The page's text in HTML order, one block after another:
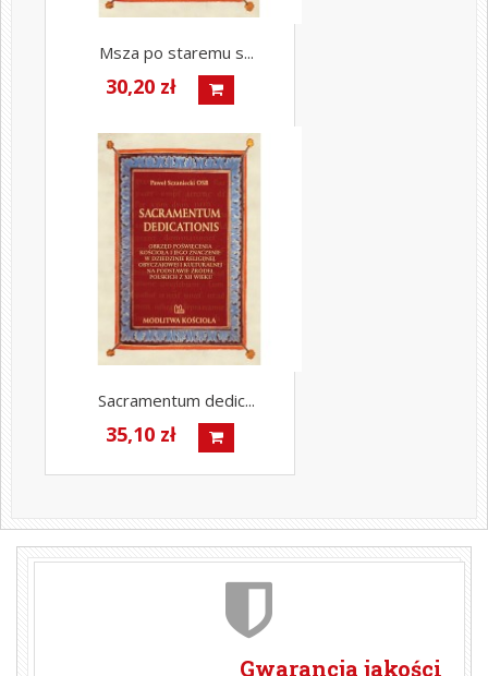
Msza po staremu s...
30,20 zł
Sacramentum dedic...
35,10 zł
Gwarancja jakości